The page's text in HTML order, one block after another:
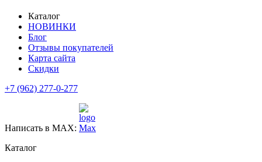
Каталог
НОВИНКИ
Блог
Отзывы покупателей
Карта сайта
Скидки
+7 (962) 277-0-277
Написать в MAX:
Каталог